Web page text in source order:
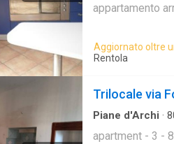
appartamento
compone da
soggiorno,
ripostiglio e
Aggiornato oltre
Rentola
Trilocale via
Piane d'Archi ·
apartment - 3 -